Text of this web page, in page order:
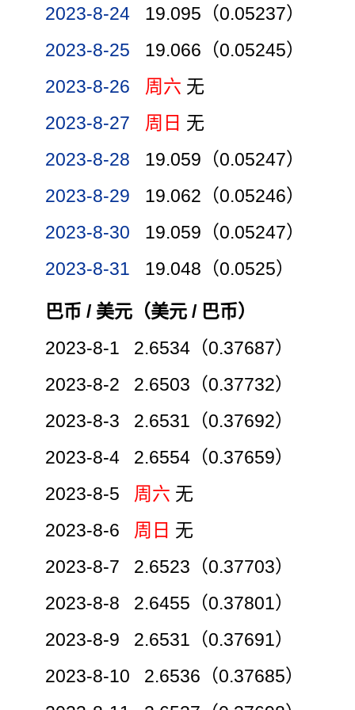
2023-8-24
19.095（0.05237）
2023-8-25
19.066（0.05245）
2023-8-26
周六 无
2023-8-27
周日 无
2023-8-28
19.059（0.05247）
2023-8-29
19.062（0.05246）
2023-8-30
19.059（0.05247）
2023-8-31
19.048（0.0525）
巴币 / 美元（美元 / 巴币）
2023-8-1 2.6534（0.37687）
2023-8-2 2.6503（0.37732）
2023-8-3 2.6531（0.37692）
2023-8-4 2.6554（0.37659）
2023-8-5 周六 无
2023-8-6 周日 无
2023-8-7 2.6523（0.37703）
2023-8-8 2.6455（0.37801）
2023-8-9 2.6531（0.37691）
2023-8-10 2.6536（0.37685）